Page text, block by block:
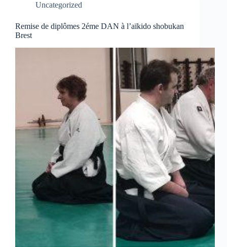
Uncategorized
Remise de diplômes 2éme DAN à l’aïkido shobukan
Brest